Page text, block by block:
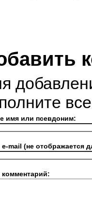
имя или псевдоним:
mail (не отображается